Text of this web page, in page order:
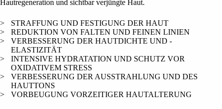
Hautregeneration und sichtbar verjüngte Haut.
STRAFFUNG UND FESTIGUNG DER HAUT
REDUKTION VON FALTEN UND FEINEN LINIEN
VERBESSERUNG DER HAUTDICHTE UND -
ELASTIZITÄT
INTENSIVE HYDRATATION UND SCHUTZ VOR
OXIDATIVEM STRESS
VERBESSERUNG DER AUSSTRAHLUNG UND DES
HAUTTONS
VORBEUGUNG VORZEITIGER HAUTALTERUNG